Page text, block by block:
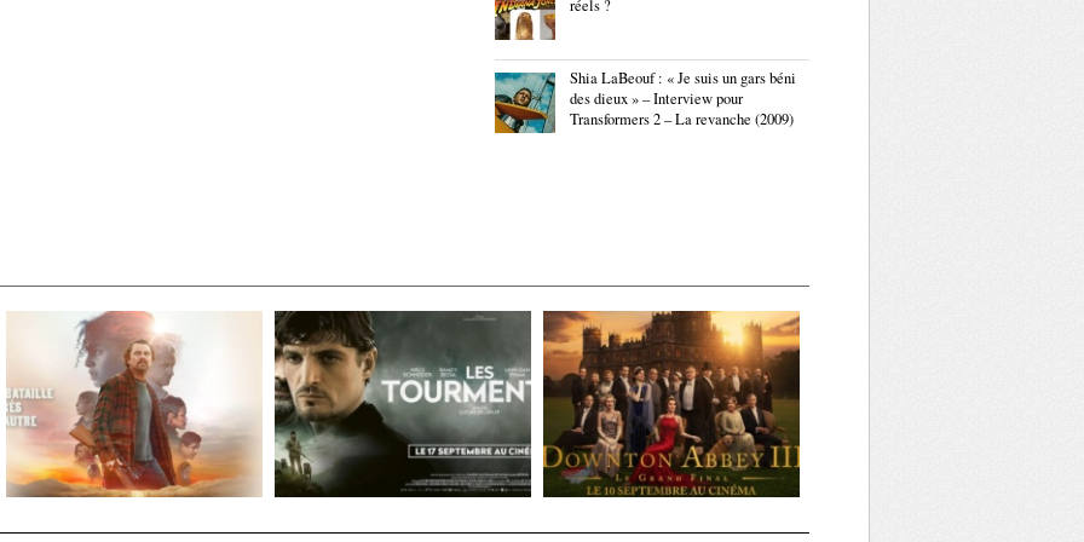
réels ?
Shia LaBeouf : « Je suis un gars béni
des dieux » – Interview pour
Transformers 2 – La revanche (2009)